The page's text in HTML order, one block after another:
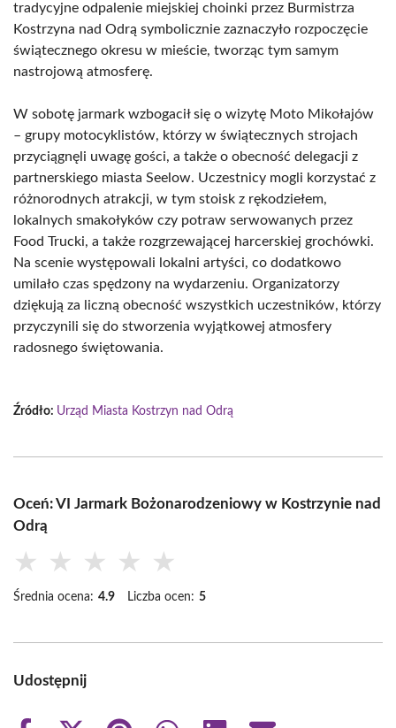
tradycyjne odpalenie miejskiej choinki przez Burmistrza
Kostrzyna nad Odrą symbolicznie zaznaczyło rozpoczęcie
świątecznego okresu w mieście, tworząc tym samym
nastrojową atmosferę.
W sobotę jarmark wzbogacił się o wizytę Moto Mikołajów
– grupy motocyklistów, którzy w świątecznych strojach
przyciągnęli uwagę gości, a także o obecność delegacji z
partnerskiego miasta Seelow. Uczestnicy mogli korzystać z
różnorodnych atrakcji, w tym stoisk z rękodziełem,
lokalnych smakołyków czy potraw serwowanych przez
Food Trucki, a także rozgrzewającej harcerskiej grochówki.
Na scenie występowali lokalni artyści, co dodatkowo
umilało czas spędzony na wydarzeniu. Organizatorzy
dziękują za liczną obecność wszystkich uczestników, którzy
przyczynili się do stworzenia wyjątkowej atmosfery
radosnego świętowania.
Źródło: Urząd Miasta Kostrzyn nad Odrą
Oceń: VI Jarmark Bożonarodzeniowy w Kostrzynie nad
Odrą
★ ★ ★ ★ ★
Średnia ocena: 4.9 Liczba ocen: 5
Udostępnij